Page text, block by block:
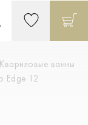
Квариловые ванны
Edge 12